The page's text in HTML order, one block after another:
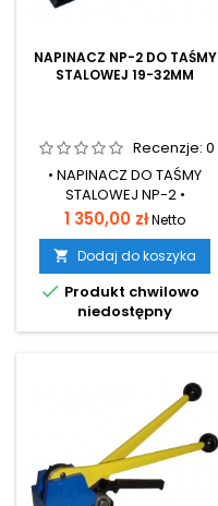
NAPINACZ NP-2 DO TAŚMY
STALOWEJ 19-32MM
Recenzje: 0
• NAPINACZ DO TAŚMY
STALOWEJ NP-2 •
Szerokość taśmy 19-32mm•
Grubość od 0,8-1,0mm•
Przyrządy są przeznaczone
do wykonywania spięć
taśmą stalową z
połączeniem spinkowym
na pakietach bardzo
Cena
1 350,00 złNetto
 Dodaj do koszyka
 Produkt chwilowo
niedostępny